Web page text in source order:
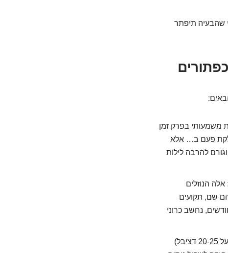
שהבעיה תיפתר
משמעותי בפרק זמן
שהפכה לדלקת פעם ב… אלא
להרבה לילות
אלה הנוזלים
שם, תקועים
עור התוף, במשך שבועות ואף חודשים. המצב הזה, אם הוא נמשך מעל 3 חודשים, נחשב כרוני
אם בדיקת שמיעה מראה ירידה משמעותית (בדרך כלל מעל 20-25 דציבל)